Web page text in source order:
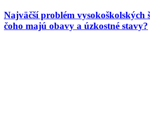
Najväčší problém vysokoškolských
čoho majú obavy a úzkostné stavy?